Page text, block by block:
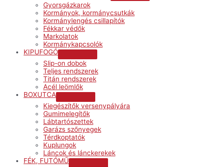
Gyorsgázkarok
Kormányok, kormánycsutkák
Kormánylengés csillapítók
Fékkar védők
Markolatok
Kormánykapcsolók
KIPUFOGÓ
Toggle
Slip-on dobok
Teljes rendszerek
Titán rendszerek
Acél leömlők
BOXUTCA
Toggle
Kiegészítők versenypályára
Gumimelegítők
Lábtartószettek
Garázs szőnyegek
Térdkoptatók
Kuplungok
Láncok és lánckerekek
FÉK, FUTÓMŰ